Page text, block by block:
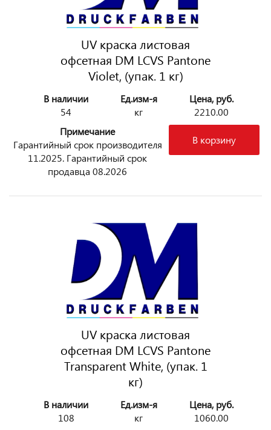
UV краска листовая
офсетная DM LCVS Pantone
Violet, (упак. 1 кг)
В наличии
54
Ед.изм-я
кг
Цена, руб.
2210.00
Примечание
Гарантийный срок производителя
11.2025. Гарантийный срок
продавца 08.2026
В корзину
UV краска листовая
офсетная DM LCVS Pantone
Transparent White, (упак. 1
кг)
В наличии
108
Ед.изм-я
кг
Цена, руб.
1060.00